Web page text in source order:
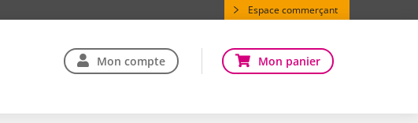
Espace commerçant
Mon compte Mon panier